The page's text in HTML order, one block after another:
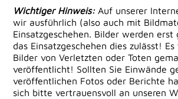
Wichtiger Hinweis: Auf unserer
wir ausführlich (also auch mit
Einsatzgeschehen. Bilder werden
das Einsatzgeschehen dies zulässt!
Bilder von Verletzten oder Toten
veröffentlicht! Sollten Sie Einwände
veröffentlichen Fotos oder Berichte
sich bitte vertrauensvoll an unseren